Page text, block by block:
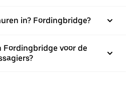
in? Fordingbridge?
Fordingbridge voor de